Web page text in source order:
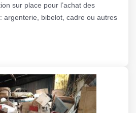
sur place pour l’achat des
argenterie, bibelot, cadre ou autres